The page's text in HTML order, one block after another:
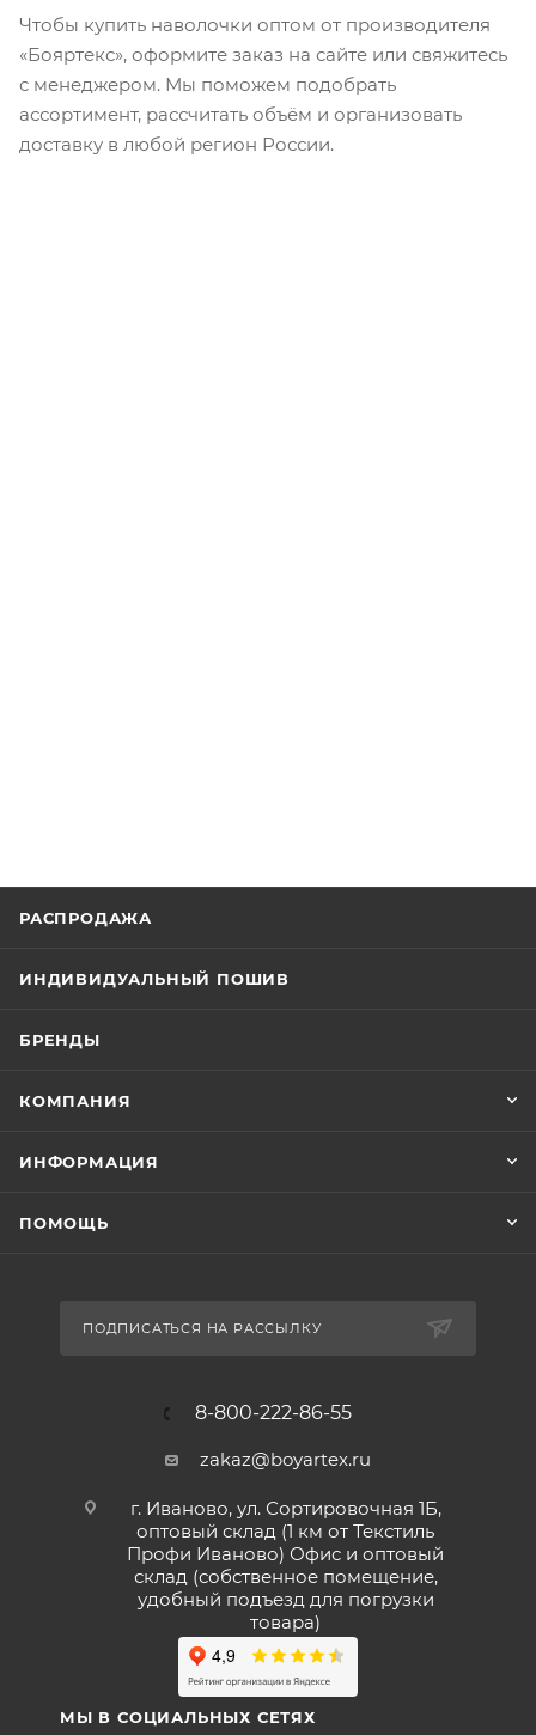
Чтобы купить наволочки оптом от производителя
«Бояртекс», оформите заказ на сайте или свяжитесь
с менеджером. Мы поможем подобрать
ассортимент, рассчитать объём и организовать
доставку в любой регион России.
РАСПРОДАЖА
ИНДИВИДУАЛЬНЫЙ ПОШИВ
БРЕНДЫ
КОМПАНИЯ
ИНФОРМАЦИЯ
ПОМОЩЬ
ПОДПИСАТЬСЯ НА РАССЫЛКУ
8-800-222-86-55
zakaz@boyartex.ru
г. Иваново, ул. Сортировочная 1Б,
оптовый склад (1 км от Текстиль
Профи Иваново) Офис и оптовый
склад (собственное помещение,
удобный подъезд для погрузки
товара)
МЫ В СОЦИАЛЬНЫХ СЕТЯХ